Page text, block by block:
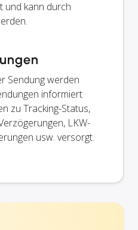
und kann durch
Sendung werden
informiert
zu Tracking-Status,
LKW-
usw. versorgt.